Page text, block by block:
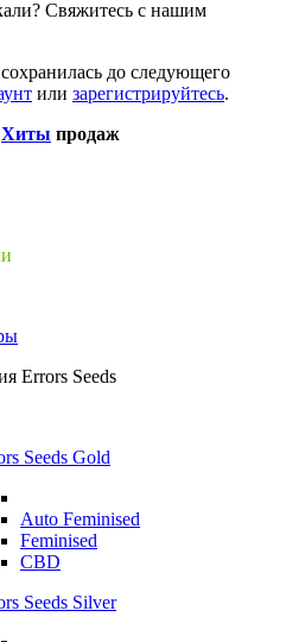
Свяжитесь с нашим
до следующего
или зарегистрируйтесь.
Хиты продаж
Errors Seeds
Seeds Gold
Auto Feminised
Feminised
CBD
Seeds Silver